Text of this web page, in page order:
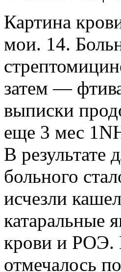
Картина
мои. 14.
затем —
выписки
еще 3 мес
В результате
больного
исчезли
катаральные
крови и РОЭ.
отмечалось